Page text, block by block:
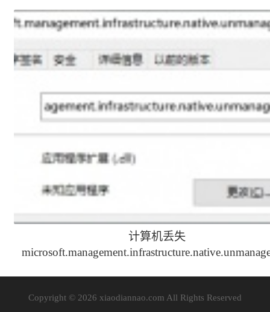
计算机丢失
Copyright © 2026 xiaodiannao.com All Rights Reserved